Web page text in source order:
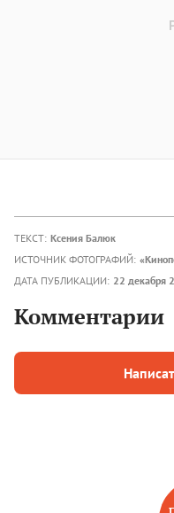
ТЕКСТ: Ксения Балюк
ИСТОЧНИК ФОТОГРАФИЙ:
ДАТА ПУБЛИКАЦИИ: 22 декабря
Комментарии